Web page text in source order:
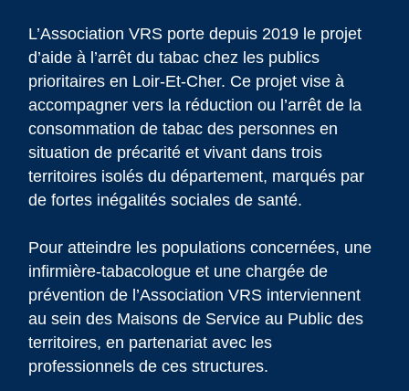
L’Association VRS porte depuis 2019 le projet
d’aide à l’arrêt du tabac chez les publics
prioritaires en Loir-Et-Cher. Ce projet vise à
accompagner vers la réduction ou l’arrêt de la
consommation de tabac des personnes en
situation de précarité et vivant dans trois
territoires isolés du département, marqués par
de fortes inégalités sociales de santé.
Pour atteindre les populations concernées, une
infirmière-tabacologue et une chargée de
prévention de l’Association VRS interviennent
au sein des Maisons de Service au Public des
territoires, en partenariat avec les
professionnels de ces structures.